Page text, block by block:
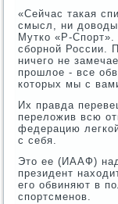
«Сейчас такая
смысл, ни
Мутко «Р-Спорт».
сборной России.
ничего не
прошлое - все
которых мы с
Их правда
переложив всю
федерацию
с себя.
Это ее (ИААФ)
президент
его обвиняют в
спортсменов.